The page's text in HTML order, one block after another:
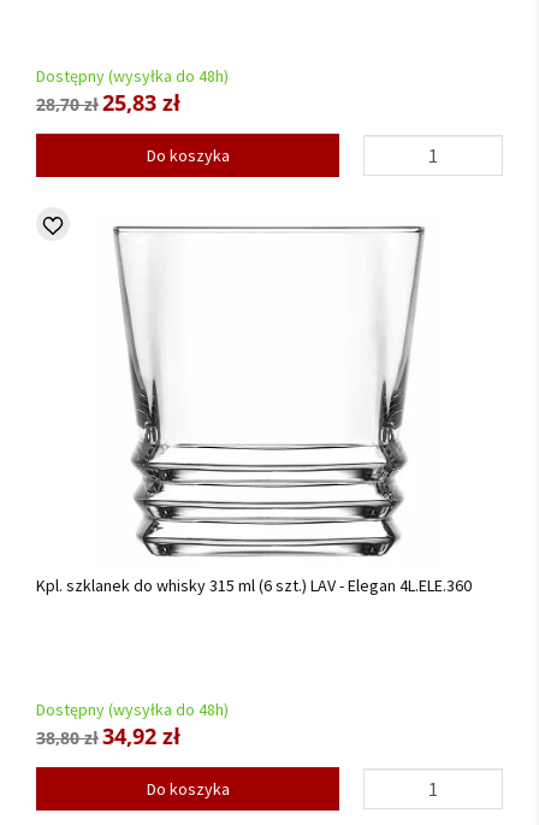
Dostępny (wysyłka do 48h)
28,70 zł25,83 zł
Do koszyka
Kpl. szklanek do whisky 315 ml (6 szt.) LAV - Elegan 4L.ELE.360
Dostępny (wysyłka do 48h)
38,80 zł34,92 zł
Do koszyka